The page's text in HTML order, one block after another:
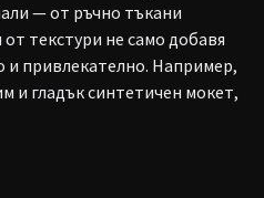
— от ръчно тъкани
текстури не само добавя
и привлекателно. Например,
и гладък синтетичен мокет,